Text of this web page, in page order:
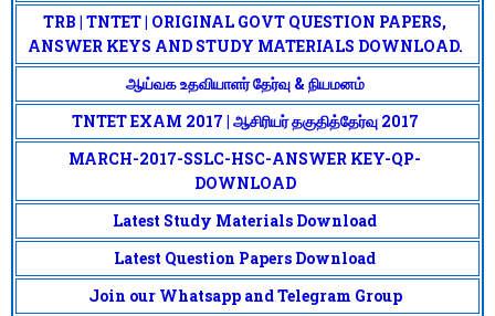
TRB | TNTET | ORIGINAL GOVT QUESTION PAPERS,
ANSWER KEYS AND STUDY MATERIALS DOWNLOAD.
ஆய்வக உதவியாளர் தேர்வு & நியமனம்
TNTET EXAM 2017 | ஆசிரியர் தகுதித்தேர்வு 2017
MARCH-2017-SSLC-HSC-ANSWER KEY-QP-
DOWNLOAD
Latest Study Materials Download
Latest Question Papers Download
Join our Whatsapp and Telegram Group